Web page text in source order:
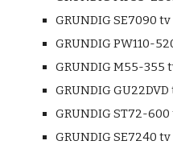
GRUNDIG SE7090
GRUNDIG PW110-
GRUNDIG M55-355
GRUNDIG
GRUNDIG ST72-
GRUNDIG SE7240